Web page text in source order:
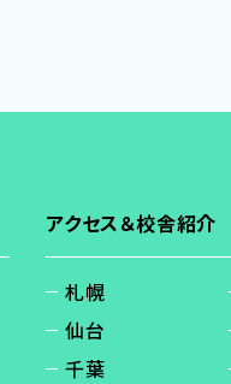
アクセス＆校舎紹介
札幌
仙台
千葉